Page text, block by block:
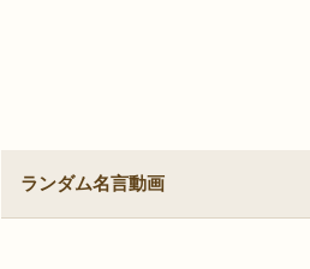
ランダム名言動画